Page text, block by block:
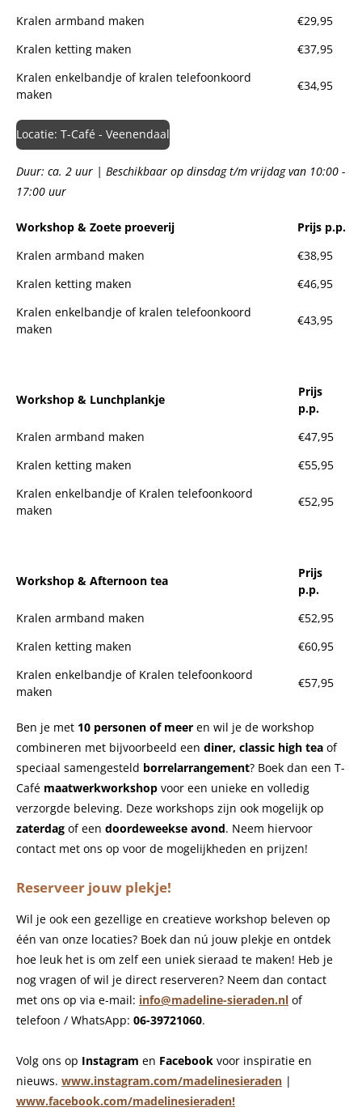
Kralen armband maken
€29,95
Kralen ketting maken
€37,95
Kralen enkelbandje of kralen telefoonkoord
maken
€34,95
Locatie: T-Café - Veenendaal
Duur: ca. 2 uur | Beschikbaar op dinsdag t/m vrijdag van 10:00 -
17:00 uur
Workshop & Zoete proeverij
Prijs p.p.
Kralen armband maken
€38,95
Kralen ketting maken
€46,95
Kralen enkelbandje of kralen telefoonkoord
maken
€43,95
Workshop & Lunchplankje
Prijs
p.p.
Kralen armband maken
€47,95
Kralen ketting maken
€55,95
Kralen enkelbandje of Kralen telefoonkoord
maken
€52,95
Workshop & Afternoon tea
Prijs
p.p.
Kralen armband maken
€52,95
Kralen ketting maken
€60,95
Kralen enkelbandje of Kralen telefoonkoord
maken
€57,95
Ben je met 10 personen of meer en wil je de workshop
combineren met bijvoorbeeld een diner, classic high tea of
speciaal samengesteld borrelarrangement? Boek dan een T-
Café maatwerkworkshop voor een unieke en volledig
verzorgde beleving. Deze workshops zijn ook mogelijk op
zaterdag of een doordeweekse avond. Neem hiervoor
contact met ons op voor de mogelijkheden en prijzen!
Reserveer jouw plekje!
Wil je ook een gezellige en creatieve workshop beleven op
één van onze locaties? Boek dan nú jouw plekje en ontdek
hoe leuk het is om zelf een uniek sieraad te maken! Heb je
nog vragen of wil je direct reserveren? Neem dan contact
met ons op via e-mail: info@madeline-sieraden.nl of
telefoon / WhatsApp: 06-39721060.
Volg ons op Instagram en Facebook voor inspiratie en
nieuws. www.instagram.com/madelinesieraden |
www.facebook.com/madelinesieraden!